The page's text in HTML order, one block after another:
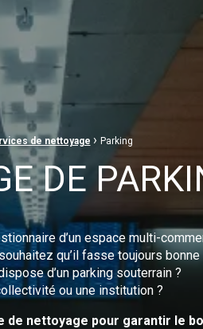
de nettoyage › Parking
DE
d’un espace multi-
qu’il fasse toujours
d’un parking souterrain ?
ou une institution ?
nettoyage pour garantir le